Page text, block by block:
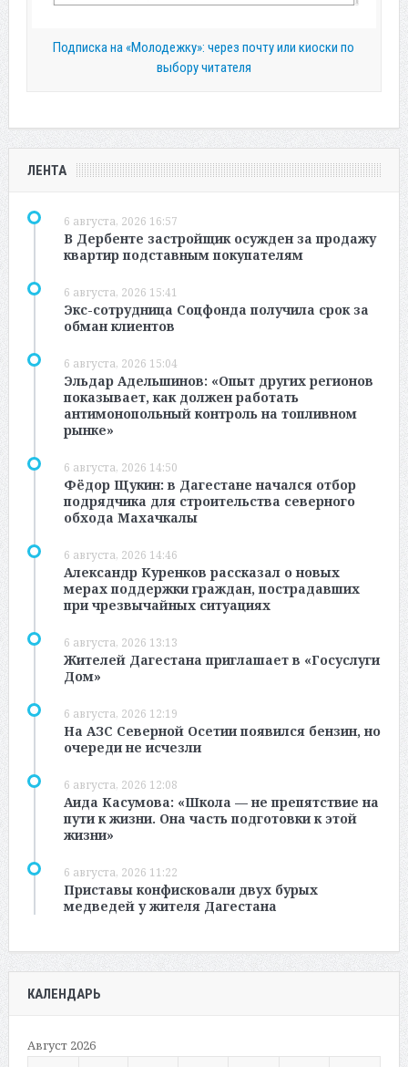
Подписка на «Молодежку»: через почту или киоски по
выбору читателя
ЛЕНТА
6 августа, 2026 16:57
В Дербенте застройщик осужден за продажу
квартир подставным покупателям
6 августа, 2026 15:41
Экс-сотрудница Соцфонда получила срок за
обман клиентов
6 августа, 2026 15:04
Эльдар Адельшинов: «Опыт других регионов
показывает, как должен работать
антимонопольный контроль на топливном
рынке»
6 августа, 2026 14:50
Фёдор Щукин: в Дагестане начался отбор
подрядчика для строительства северного
обхода Махачкалы
6 августа, 2026 14:46
Александр Куренков рассказал о новых
мерах поддержки граждан, пострадавших
при чрезвычайных ситуациях
6 августа, 2026 13:13
Жителей Дагестана приглашает в «Госуслуги
Дом»
6 августа, 2026 12:19
На АЗС Северной Осетии появился бензин, но
очереди не исчезли
6 августа, 2026 12:08
Аида Касумова: «Школа — не препятствие на
пути к жизни. Она часть подготовки к этой
жизни»
6 августа, 2026 11:22
Приставы конфисковали двух бурых
медведей у жителя Дагестана
КАЛЕНДАРЬ
Август 2026